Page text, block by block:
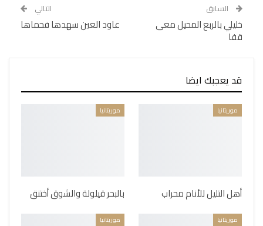
السابق
خليلي بالربع المحيل معى
قفا
التالي
عاود العين سهدها فحماها
قد يعجبك ايضا
موريتانيا
أهل التليل للأنام محراب
موريتانيا
بالبحر قيلولة والشوق أختنق
موريتانيا موريتانيا